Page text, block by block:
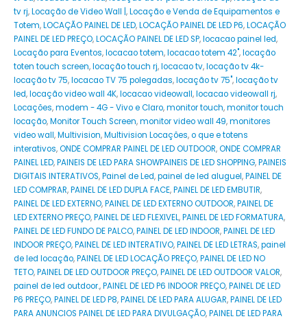
tv rj,Locação de Video Wall | ,Locação e Venda de Equipamentos e
Totem,LOCAÇÃO PAINEL DE LED,LOCAÇÃO PAINEL DE LED P6,LOCAÇÃO
PAINEL DE LED PREÇO,LOCAÇÃO PAINEL DE LED SP,locacao painel led,
Locação para Eventos,locacao totem,locacao totem 42",locação
toten touch screen,locação touch rj,locacao tv,locação tv 4k-
locação tv 75,locacao TV 75 polegadas,locação tv 75",locação tv
led,locação video wall 4K,locacao videowall,locacao videowall rj,
Locações,modem - 4G - Vivo e Claro,monitor touch,monitor touch
locação,Monitor Touch Screen,monitor video wall 49,monitores
video wall,Multivision,Multivision Locações,o que e totens
interativos,ONDE COMPRAR PAINEL DE LED OUTDOOR,ONDE COMPRAR
PAINEL LED,PAINEIS DE LED PARA SHOWPAINEIS DE LED SHOPPING,PAINEIS
DIGITAIS INTERATIVOS,Painel de Led,painel de led aluguel,PAINEL DE
LED COMPRAR,PAINEL DE LED DUPLA FACE,PAINEL DE LED EMBUTIR,
PAINEL DE LED EXTERNO,PAINEL DE LED EXTERNO OUTDOOR,PAINEL DE
LED EXTERNO PREÇO,PAINEL DE LED FLEXIVEL,PAINEL DE LED FORMATURA,
PAINEL DE LED FUNDO DE PALCO,PAINEL DE LED INDOOR,PAINEL DE LED
INDOOR PREÇO,PAINEL DE LED INTERATIVO,PAINEL DE LED LETRAS,painel
de led locação,PAINEL DE LED LOCAÇÃO PREÇO,PAINEL DE LED NO
TETO,PAINEL DE LED OUTDOOR PREÇO,PAINEL DE LED OUTDOOR VALOR,
painel de led outdoor.,PAINEL DE LED P6 INDOOR PREÇO,PAINEL DE LED
P6 PREÇO,PAINEL DE LED P8,PAINEL DE LED PARA ALUGAR,PAINEL DE LED
PARA ANUNCIOS PAINEL DE LED PARA DIVULGAÇÃO,PAINEL DE LED PARA